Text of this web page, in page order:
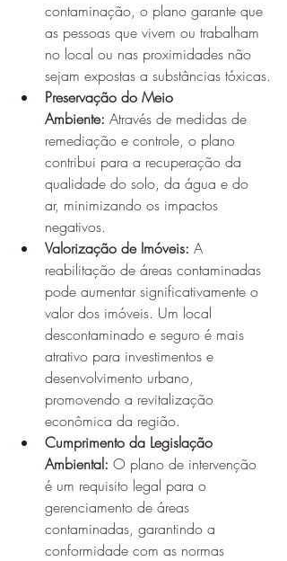
contaminação, o plano garante que
as pessoas que vivem ou trabalham
no local ou nas proximidades não
sejam expostas a substâncias tóxicas.
Preservação do Meio
Ambiente: Através de medidas de
remediação e controle, o plano
contribui para a recuperação da
qualidade do solo, da água e do
ar, minimizando os impactos
negativos.
Valorização de Imóveis: A
reabilitação de áreas contaminadas
pode aumentar significativamente o
valor dos imóveis. Um local
descontaminado e seguro é mais
atrativo para investimentos e
desenvolvimento urbano,
promovendo a revitalização
econômica da região.
Cumprimento da Legislação
Ambiental: O plano de intervenção
é um requisito legal para o
gerenciamento de áreas
contaminadas, garantindo a
conformidade com as normas